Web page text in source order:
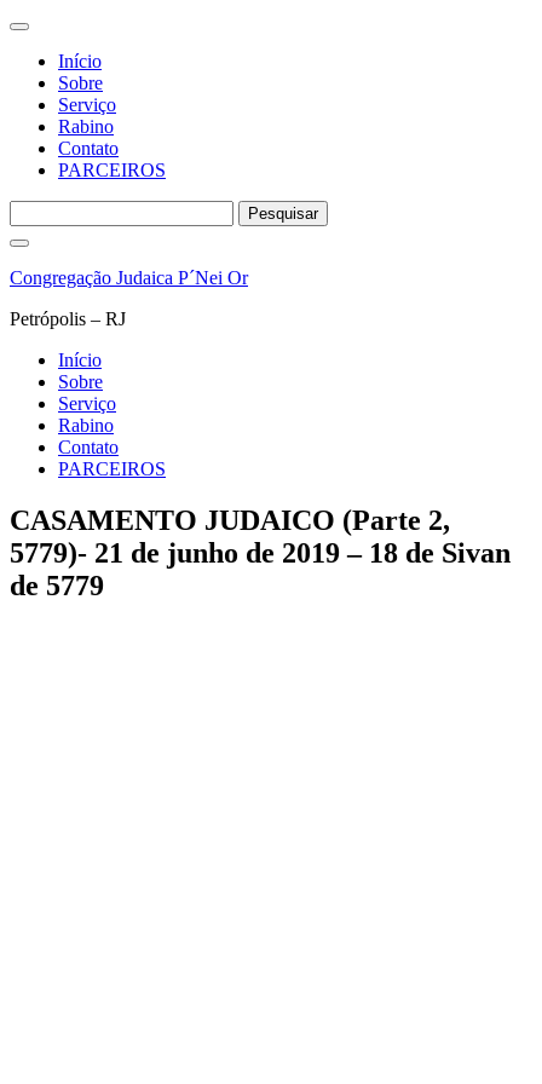
Início
Sobre
Serviço
Rabino
Contato
PARCEIROS
por:
Pular
o
Congregação Judaica P´Nei Or
Petrópolis – RJ
Início
Sobre
Serviço
Rabino
Contato
PARCEIROS
CASAMENTO JUDAICO (Parte 2,
5779)- 21 de junho de 2019 – 18 de Sivan
de 5779